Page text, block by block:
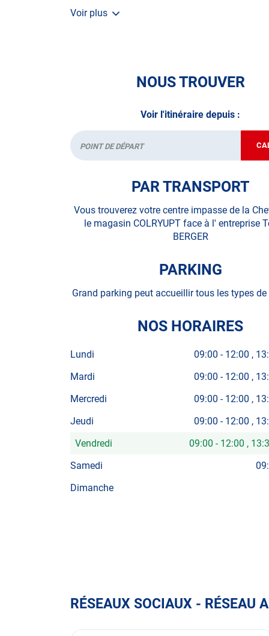
• le contrôle pollution
• le contrôle de la Catégorie L (moto, scooter,
• le pré-contrôle contrôle technique ou
(Contre visite gratuite pour les contrôles ayant
contrôle technique.
A très bientôt chezAUTOSUR ARCEY .
*Prestation à vérifier auprès du centre
Voir plus
NOUS TROUVER
Voir l'itinéraire depuis :
Départ
PAR TRANSPORT
Vous trouverez votre centre impasse de la
le magasin COLRYUPT face à l' entreprise
BERGER
PARKING
Grand parking peut accueillir tous les types
NOS HORAIRES
Lundi 09:00 - 12:00
Mardi
09:00 - 12:00
Mercredi
09:00 - 12:00
Jeudi
09:00 - 12:00
Horaires
d'ouverture
Vendredi 09:00 - 12:00
Samedi
Dimanche
RÉSEAUX SOCIAUX - RÉSEAU